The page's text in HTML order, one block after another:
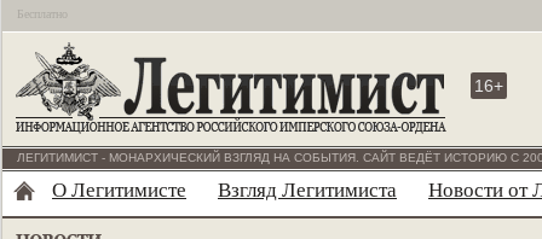
Бесплатно
16+
ЛЕГИТИМИСТ - МОНАРХИЧЕСКИЙ ВЗГЛЯД НА СОБЫТИЯ. САЙТ ВЕДЁТ ИСТОРИЮ С
О Легитимисте Взгляд Легитимиста Новости от